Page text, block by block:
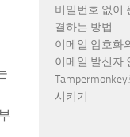
비밀번호 없이
결하는 방법
이메일 암호화
이메일 발신자
시키기